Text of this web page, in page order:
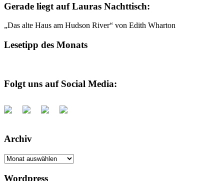
Gerade liegt auf Lauras Nachttisch:
„Das alte Haus am Hudson River“ von Edith Wharton
Lesetipp des Monats
Folgt uns auf Social Media:
Archiv
Archiv
Wordpress